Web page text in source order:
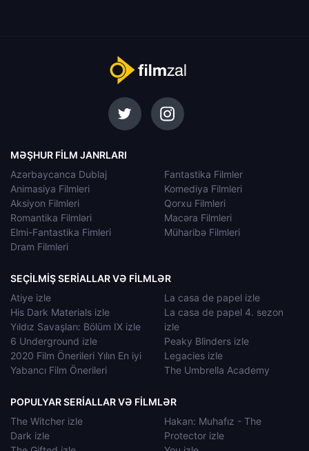
MƏŞHUR FILM JANRLARI
Azərbaycanca Dublaj
Animasiya Filmleri
Aksiyon Filmleri
Romantika Filmləri
Elmi-Fantastika Fimleri
Dram Filmleri
Fantastika Filmler
Komediya Filmleri
Qorxu Filmleri
Macəra Filmleri
Müharibə Filmleri
SEÇILMIŞ SERIALLAR VƏ FILMLƏR
Atiye izle
His Dark Materials izle
Yıldız Savaşları: Bölüm IX izle
6 Underground izle
2020 Film Önerileri Yılın En iyi
Yabancı Film Önerileri
La casa de papel izle
La casa de papel 4. sezon
izle
Peaky Blinders izle
Legacies izle
The Umbrella Academy
POPULYAR SERIALLAR VƏ FILMLƏR
The Witcher izle
Dark izle
Hakan: Muhafız - The
Protector izle